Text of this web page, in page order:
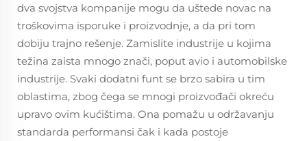
dva svojstva kompanije mogu da uštede novac na
troškovima isporuke i proizvodnje, a da pri tom
dobiju trajno rešenje. Zamislite industrije u kojima
težina zaista mnogo znači, poput avio i automobilske
industrije. Svaki dodatni funt se brzo sabira u tim
oblastima, zbog čega se mnogi proizvođači okreću
upravo ovim kućištima. Ona pomažu u održavanju
standarda performansi čak i kada postoje